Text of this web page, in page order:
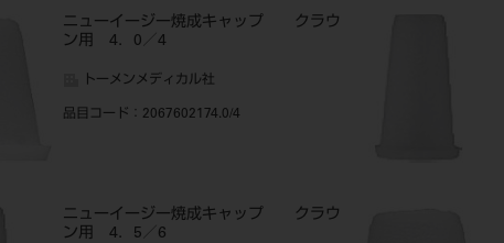
ニューイージー焼成キャップ クラウ
ン用 4．0／4
トーメンメディカル社
品目コード ：2067602174.0/4
ニューイージー焼成キャップ クラウ
ン用 4．5／6